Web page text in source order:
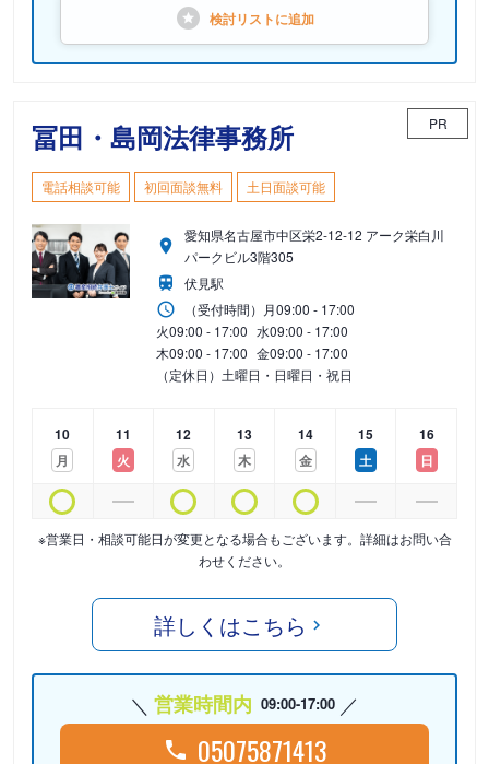
検討リストに追加
冨田・島岡法律事務所 PR
電話相談可能 初回面談無料 土日面談可能
愛知県名古屋市中区栄2-12-12 アーク栄白川
パークビル3階305
伏見駅
（受付時間） 月09:00 - 17:00
火09:00 - 17:00 水09:00 - 17:00
木09:00 - 17:00 金09:00 - 17:00
（定休日）土曜日・日曜日・祝日
10
月
11
火
12
水
13
木
14
金
15
土
16
日
※営業日・相談可能日が変更となる場合もございます。詳細はお問い合
わせください。
詳しくはこちら
営業時間内 09:00-17:00
05075871413